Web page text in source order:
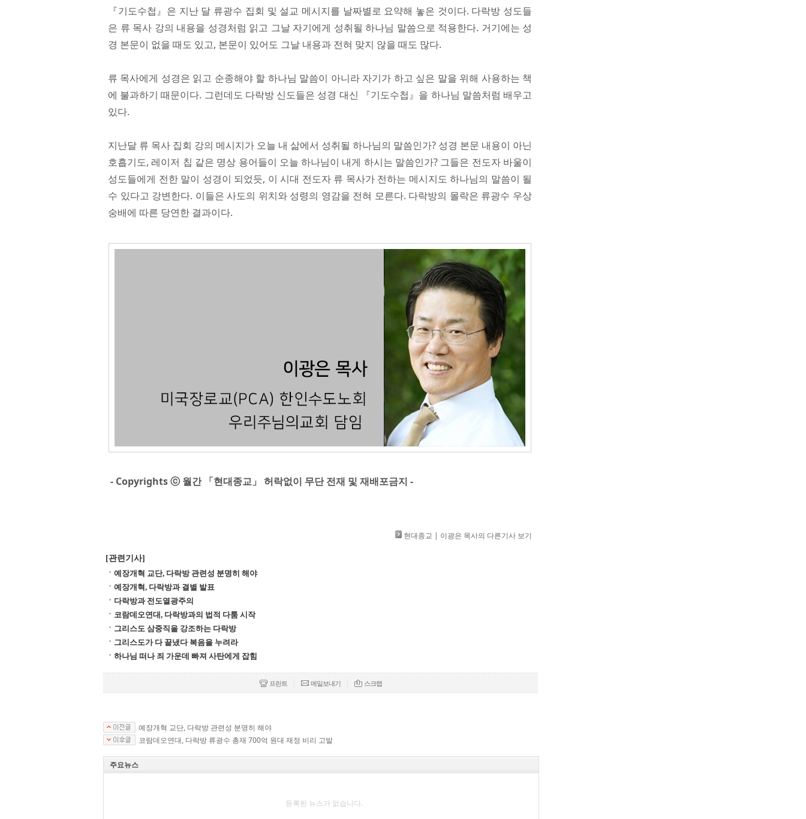
『기도수첩』은 지난 달 류광수 집회 및 설교 메시지를 날짜별로 요약해 놓은 것이다. 다락방 성도들
은 류 목사 강의 내용을 성경처럼 읽고 그날 자기에게 성취될 하나님 말씀으로 적용한다. 거기에는 성
경 본문이 없을 때도 있고, 본문이 있어도 그날 내용과 전혀 맞지 않을 때도 많다.
류 목사에게 성경은 읽고 순종해야 할 하나님 말씀이 아니라 자기가 하고 싶은 말을 위해 사용하는 책
에 불과하기 때문이다. 그런데도 다락방 신도들은 성경 대신 『기도수첩』을 하나님 말씀처럼 배우고
있다.
지난달 류 목사 집회 강의 메시지가 오늘 내 삶에서 성취될 하나님의 말씀인가? 성경 본문 내용이 아닌
호흡기도, 레이저 칩 같은 명상 용어들이 오늘 하나님이 내게 하시는 말씀인가? 그들은 전도자 바울이
성도들에게 전한 말이 성경이 되었듯, 이 시대 전도자 류 목사가 전하는 메시지도 하나님의 말씀이 될
수 있다고 강변한다. 이들은 사도의 위치와 성령의 영감을 전혀 모른다. 다락방의 몰락은 류광수 우상
숭배에 따른 당연한 결과이다.
- Copyrights ⓒ 월간 「현대종교」 허락없이 무단 전재 및 재배포금지 -
현대종교 | 이광은 목사의 다른기사 보기
[관련기사]
예장개혁 교단, 다락방 관련성 분명히 해야
예장개혁, 다락방과 결별 발표
다락방과 전도열광주의
코람데오연대, 다락방과의 법적 다툼 시작
그리스도 삼중직을 강조하는 다락방
그리스도가 다 끝냈다 복음을 누려라
하나님 떠나 죄 가운데 빠져 사탄에게 잡힘
프린트 메일보내기 스크랩
예장개혁 교단, 다락방 관련성 분명히 해야
코람데오연대, 다락방 류광수 총재 700억 원대 재정 비리 고발
주요뉴스
등록된 뉴스가 없습니다.